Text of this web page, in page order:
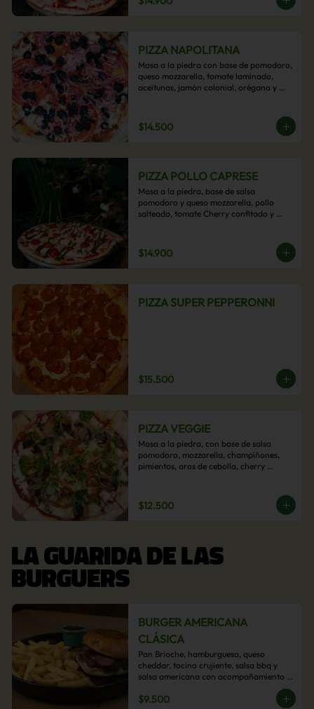
PIZZA NAPOLITANA
Masa a la piedra con base de pomodoro,
queso mozzarella, tomate laminado,
aceitunas, jamón colonial, orégano y
$14.500
PIZZA POLLO CAPRESE
Masa a la piedra, base de salsa
pomodoro y queso mozzarella, pollo
salteado, tomate Cherry confitado y
$14.900
PIZZA SUPER PEPPERONNI
$15.500
PIZZA VEGGIE
Masa a la piedra, con base de salsa
pomodoro, mozzarella, champiñones,
pimientos, aros de cebolla, cherry
$12.500
LA GUARIDA DE LAS
BURGUERS
BURGER AMERICANA
CLÁSICA
Pan Brioche, hamburguesa, queso
cheddar, tocino crujiente, salsa bbq y
salsa americana con acompañamiento
$9.500